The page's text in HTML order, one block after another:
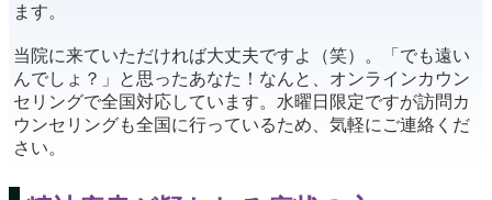
ます。
当院に来ていただければ大丈夫ですよ（笑）。「でも遠い
んでしょ？」と思ったあなた！なんと、オンラインカウン
セリングで全国対応しています。水曜日限定ですが訪問カ
ウンセリングも全国に行っているため、気軽にご連絡くだ
さい。